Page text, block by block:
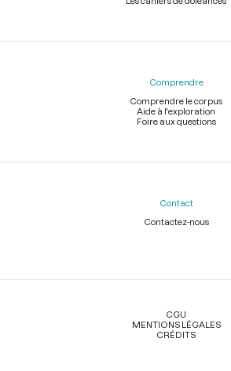
Comprendre
Comprendre le corpus
Aide à l'exploration
Foire aux questions
Contact
Contactez-nous
Légal
CGU
MENTIONS LÉGALES
CRÉDITS